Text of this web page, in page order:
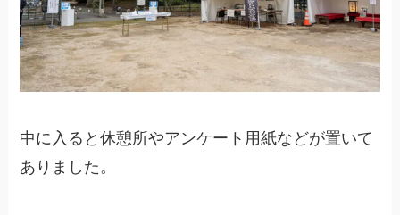
中に入ると休憩所やアンケート用紙などが置いて
ありました。